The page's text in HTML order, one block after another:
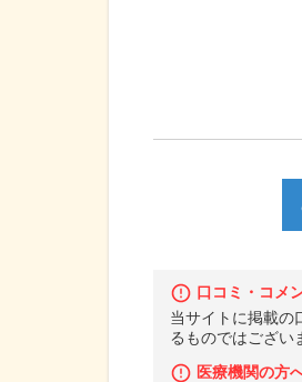
口コミ・コメ
当サイトに掲載の
るものではござい
医療機関の方